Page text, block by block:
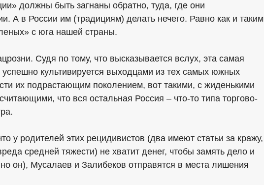
должны быть загнаны обратно, туда, где они
А в России им (традициям) делать нечего. Равно как и таким
с юга нашей страны.
Судя по тому, что высказывается вслух, эта самая
успешно культивируется выходцами из тех самых южных
их подрастающим поколением, вот такими, с жиденькими
что вся остальная Россия – что-то типа торгово-
у родителей этих рецидивистов (два имеют статьи за кражу,
средней тяжести) не хватит денег, чтобы замять дело и
он), Мусалаев и Залибеков отправятся в места лишения